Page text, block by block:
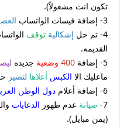
تكون انت مشغولاً).
3- إضافة فيسات الواتساب
4- تم حل
إشكالية توقف
القديمه.
5- إضافة
400 وضعية جديده
ماعليك الا الكبس أعلاها لتصير
6- إضافة أعلام
دول الوطن
7- صيانة عدم ظهور الدعايات
(يمن مبايل).